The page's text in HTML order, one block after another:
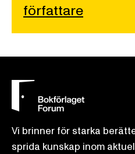
författare
Vi brinner för starka
sprida kunskap inom